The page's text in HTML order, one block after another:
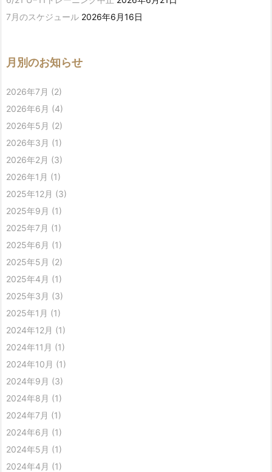
7月のスケジュール 2026年6月16日
月別のお知らせ
2026年7月 (2)
2026年6月 (4)
2026年5月 (2)
2026年3月 (1)
2026年2月 (3)
2026年1月 (1)
2025年12月 (3)
2025年9月 (1)
2025年7月 (1)
2025年6月 (1)
2025年5月 (2)
2025年4月 (1)
2025年3月 (3)
2025年1月 (1)
2024年12月 (1)
2024年11月 (1)
2024年10月 (1)
2024年9月 (3)
2024年8月 (1)
2024年7月 (1)
2024年6月 (1)
2024年5月 (1)
2024年4月 (1)